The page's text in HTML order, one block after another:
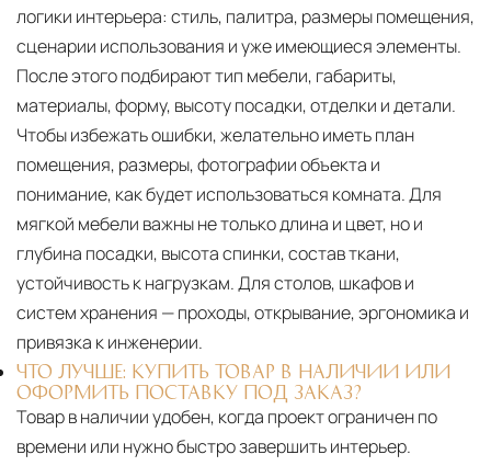
логики интерьера: стиль, палитра, размеры помещения,
сценарии использования и уже имеющиеся элементы.
После этого подбирают тип мебели, габариты,
материалы, форму, высоту посадки, отделки и детали.
Чтобы избежать ошибки, желательно иметь план
помещения, размеры, фотографии объекта и
понимание, как будет использоваться комната. Для
мягкой мебели важны не только длина и цвет, но и
глубина посадки, высота спинки, состав ткани,
устойчивость к нагрузкам. Для столов, шкафов и
систем хранения — проходы, открывание, эргономика и
привязка к инженерии.
ЧТО ЛУЧШЕ: КУПИТЬ ТОВАР В НАЛИЧИИ ИЛИ
ОФОРМИТЬ ПОСТАВКУ ПОД ЗАКАЗ?
Товар в наличии удобен, когда проект ограничен по
времени или нужно быстро завершить интерьер.